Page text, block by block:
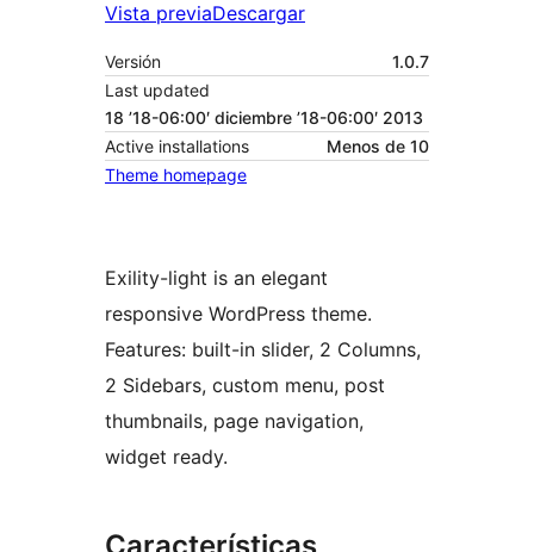
Vista previaDescargar
Versión
1.0.7
Last updated
18 ’18-06:00′ diciembre ’18-06:00′ 2013
Active installations
Menos de 10
Theme homepage
Exility-light is an elegant
responsive WordPress theme.
Features: built-in slider, 2 Columns,
2 Sidebars, custom menu, post
thumbnails, page navigation,
widget ready.